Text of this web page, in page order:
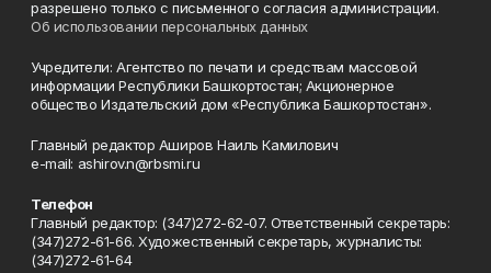
разрешено только с письменного согласия администрации.
Об использовании персональных данных
Учредители: Агентство по печати и средствам массовой
информации Республики Башкортостан; Акционерное
общество Издательский дом «Республика Башкортостан».
Главный редактор Аширов Наиль Камилович
e-mail: ashirov.n@rbsmi.ru
Телефон
Главный редактор: (347)272-62-07. Ответственный секретарь:
(347)272-61-66. Художественный секретарь, журналисты:
(347)272-61-64